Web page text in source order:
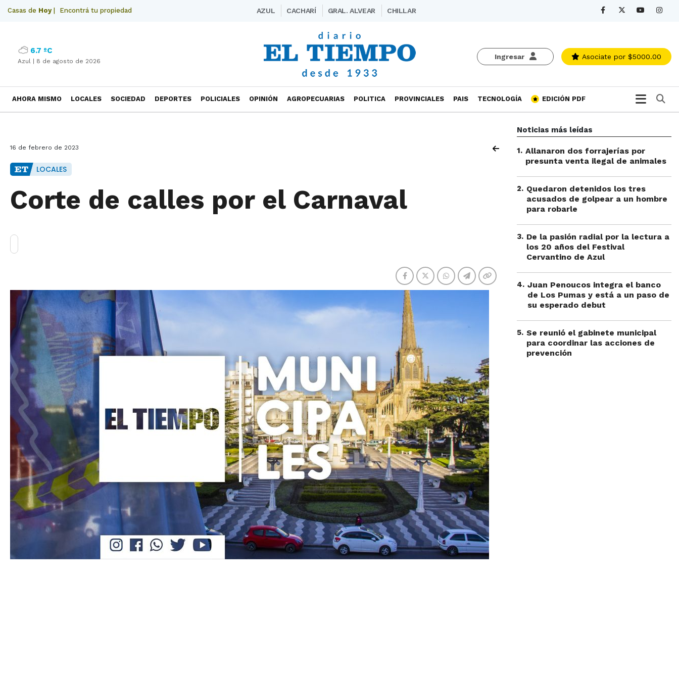
Casas de Hoy| Encontrá tu propiedad AZUL CACHARÍ GRAL. ALVEAR CHILLAR
Ingresar Asociate por $5000.00
6.7 ºC
Azul | 8 de agosto de 2026
AHORA MISMO LOCALES SOCIEDAD DEPORTES POLICIALES OPINIÓN AGROPECUARIAS POLITICA PROVINCIALES PAIS TECNOLOGÍA EDICIÓN PDF
16 de febrero de 2023
LOCALES
Corte de calles por el Carnaval
Noticias más leídas
1. Allanaron dos forrajerías por
presunta venta ilegal de animales
2. Quedaron detenidos los tres
acusados de golpear a un hombre
para robarle
3. De la pasión radial por la lectura a
los 20 años del Festival
Cervantino de Azul
4. Juan Penoucos integra el banco
de Los Pumas y está a un paso de
su esperado debut
5. Se reunió el gabinete municipal
para coordinar las acciones de
prevención